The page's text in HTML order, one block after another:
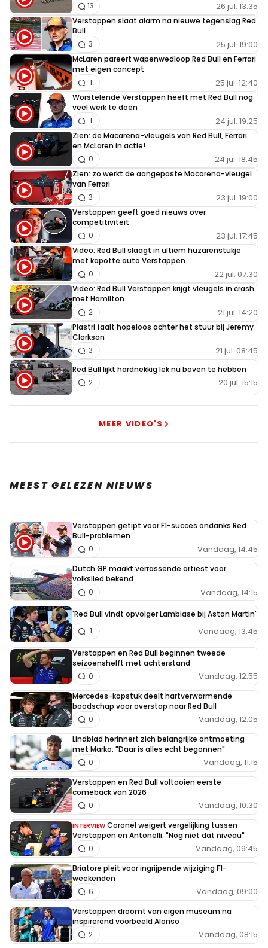
26 jul. 13:35
13
Verstappen slaat alarm na nieuwe tegenslag Red
Bull
25 jul. 19:00
3
McLaren pareert wapenwedloop Red Bull en Ferrari
met eigen concept
25 jul. 12:40
1
Worstelende Verstappen heeft met Red Bull nog
veel werk te doen
24 jul. 19:25
1
Zien: de Macarena-vleugels van Red Bull, Ferrari
en McLaren in actie!
24 jul. 18:45
0
Zien: zo werkt de aangepaste Macarena-vleugel
van Ferrari
23 jul. 19:00
3
Verstappen geeft goed nieuws over
competitiviteit
23 jul. 17:45
0
Video: Red Bull slaagt in ultiem huzarenstukje
met kapotte auto Verstappen
22 jul. 07:30
0
Video: Red Bull Verstappen krijgt vleugels in crash
met Hamilton
21 jul. 14:20
2
Piastri faalt hopeloos achter het stuur bij Jeremy
Clarkson
21 jul. 08:45
3
Red Bull lijkt hardnekkig lek nu boven te hebben
20 jul. 15:15
2
MEER VIDEO'S
MEEST GELEZEN NIEUWS
Verstappen getipt voor F1-succes ondanks Red
Bull-problemen
Vandaag, 14:45
0
Dutch GP maakt verrassende artiest voor
volkslied bekend
Vandaag, 14:15
0
'Red Bull vindt opvolger Lambiase bij Aston Martin'
Vandaag, 13:45
1
Verstappen en Red Bull beginnen tweede
seizoenshelft met achterstand
Vandaag, 12:55
0
Mercedes-kopstuk deelt hartverwarmende
boodschap voor overstap naar Red Bull
Vandaag, 12:05
0
Lindblad herinnert zich belangrijke ontmoeting
met Marko: "Daar is alles echt begonnen"
Vandaag, 11:15
0
Verstappen en Red Bull voltooien eerste
comeback van 2026
Vandaag, 10:30
0
INTERVIEW Coronel weigert vergelijking tussen
Verstappen en Antonelli: "Nog niet dat niveau"
Vandaag, 09:45
0
Briatore pleit voor ingrijpende wijziging F1-
weekenden
Vandaag, 09:00
6
Verstappen droomt van eigen museum na
inspirerend voorbeeld Alonso
Vandaag, 08:15
2